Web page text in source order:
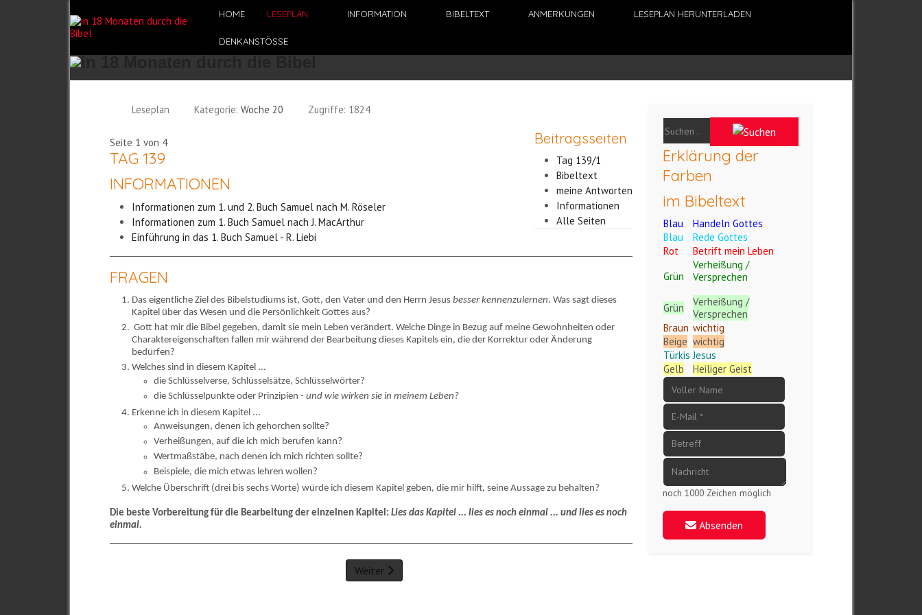
HOME LESEPLAN INFORMATION BIBELTEXT ANMERKUNGEN LESEPLAN HERUNTERLADEN
DENKANSTÖSSE
Leseplan Kategorie:Woche 20 Zugriffe: 1824
Beitragsseiten
Tag 139/1
Bibeltext
meine Antworten
Informationen
Alle Seiten
Seite 1 von 4
TAG 139
INFORMATIONEN
Informationen zum 1. und 2. Buch Samuel nach M. Röseler
Informationen zum 1. Buch Samuel nach J. MacArthur
Einführung in das 1. Buch Samuel - R. Liebi
FRAGEN
Das eigentliche Ziel des Bibelstudiums ist, Gott, den Vater und den Herrn Jesusbesser kennenzulernen. Was sagt dieses
Kapitel über das Wesen und die Persönlichkeit Gottes aus?
Gott hat mir die Bibel gegeben, damit sie mein Leben verändert. Welche Dinge in Bezug auf meine Gewohnheiten oder
Charaktereigenschaften fallen mir während der Bearbeitung dieses Kapitels ein, die der Korrektur oder Änderung
bedürfen?
Welches sind in diesem Kapitel ...
die Schlüsselverse, Schlüsselsätze, Schlüsselwörter?
die Schlüsselpunkte oder Prinzipien -und wie wirken sie in meinem Leben?
Erkenne ich in diesem Kapitel ...
Anweisungen, denen ich gehorchen sollte?
Verheißungen, auf die ich mich berufen kann?
Wertmaßstäbe, nach denen ich mich richten sollte?
Beispiele, die mich etwas lehren wollen?
Welche Überschrift (drei bis sechs Worte) würde ich diesem Kapitel geben, die mir hilft, seine Aussage zu behalten?
Die beste Vorbereitung für die Bearbeitung der einzelnen Kapitel:Lies das Kapitel ... lies es noch einmal ... und lies es noch
einmal.
Weiter
Erklärung der
Farben
im Bibeltext
Blau
Handeln Gottes
Blau
Rede Gottes
Rot
Betrift mein Leben
Grün
Verheißung /
Versprechen
Grün
Verheißung /
Versprechen
Braun wichtig
Beige wichtig
Türkis Jesus
Gelb
Heiliger Geist
noch 1000 Zeichen möglich
Absenden